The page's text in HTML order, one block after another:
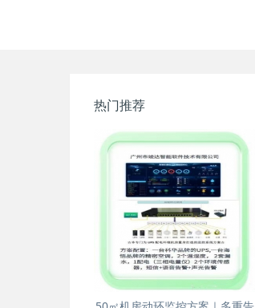
热门推荐